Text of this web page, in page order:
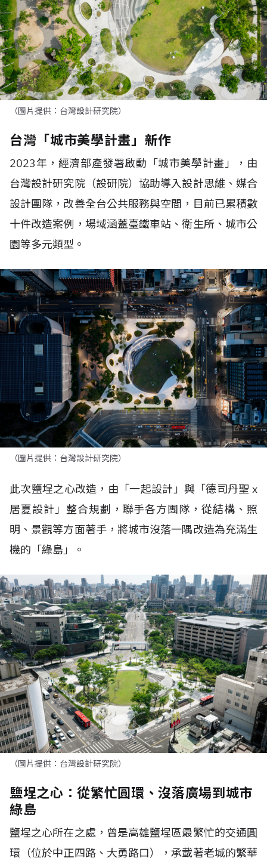
（圖片提供：台灣設計研究院）
台灣「城市美學計畫」新作
2023年，經濟部產發署啟動「城市美學計畫」，由
台灣設計研究院（設研院）協助導入設計思維、媒合
設計團隊，改善全台公共服務與空間，目前已累積數
十件改造案例，場域涵蓋臺鐵車站、衛生所、城市公
園等多元類型。
（圖片提供：台灣設計研究院）
此次鹽埕之心改造，由「一起設計」與「德司丹聖 x
居夏設計」整合規劃，聯手各方團隊，從結構、照
明、景觀等方面著手，將城市沒落一隅改造為充滿生
機的「綠島」。
（圖片提供：台灣設計研究院）
鹽埕之心：從繁忙圓環、沒落廣場到城市
綠島
鹽埕之心所在之處，曾是高雄鹽埕區最繁忙的交通圓
環（位於中正四路、大勇路口），承載著老城的繁華